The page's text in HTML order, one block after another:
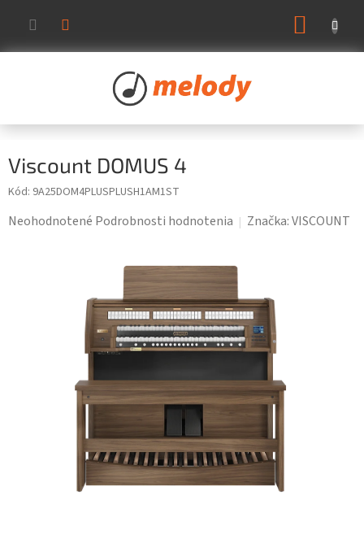
obsah
Viscount DOMUS 4
Kód: 9A25DOM4PLUSPLUSH1AM1ST
Priemerné
Neohodnotené Podrobnosti hodnotenia Značka:VISCOUNT